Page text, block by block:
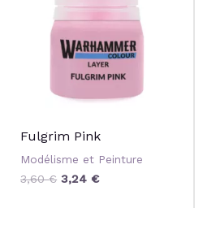
Fulgrim Pink
Modélisme et Peinture
3,60€ 3,24 €